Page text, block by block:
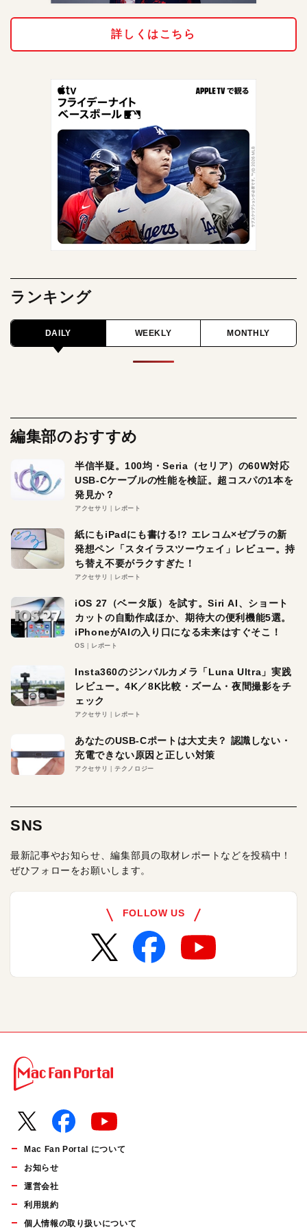
詳しくはこちら
ランキング
DAILY WEEKLY MONTHLY
編集部のおすすめ
半信半疑。100均・Seria（セリア）の60W対応
USB-Cケーブルの性能を検証。超コスパの1本を
発見か？
アクセサリ レポート
紙にもiPadにも書ける!? エレコム×ゼブラの新
発想ペン「スタイラスツーウェイ」レビュー。持
ち替え不要がラクすぎた！
アクセサリ レポート
iOS 27（ベータ版）を試す。Siri AI、ショート
カットの自動作成ほか、期待大の便利機能5選。
iPhoneがAIの入り口になる未来はすぐそこ！
OS レポート
Insta360のジンバルカメラ「Luna Ultra」実践
レビュー。4K／8K比較・ズーム・夜間撮影をチ
ェック
アクセサリ レポート
あなたのUSB-Cポートは大丈夫？ 認識しない・
充電できない原因と正しい対策
アクセサリ テクノロジー
SNS
最新記事やお知らせ、編集部員の取材レポートなどを投稿中！
ぜひフォローをお願いします。
FOLLOW US
Mac Fan Portal について
お知らせ
運営会社
利用規約
個人情報の取り扱いについて